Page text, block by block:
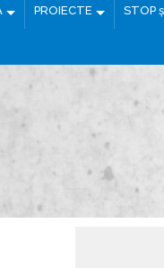
PROIECTE STOP